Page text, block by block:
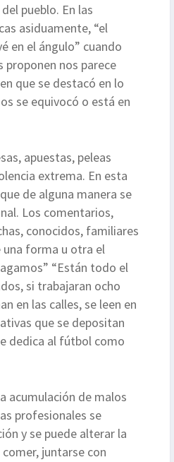
pueblo. En las
asiduamente, “el
en el ángulo” cuando
nos parece
que se destacó en lo
se equivocó o está en
apuestas, peleas
extrema. En esta
de alguna manera se
Los comentarios,
conocidos, familiares
una forma u otra el
“Están todo el
si trabajaran ocho
en las calles, se leen en
que se depositan
dedica al fútbol como
acumulación de malos
profesionales se
y se puede alterar la
juntarse con